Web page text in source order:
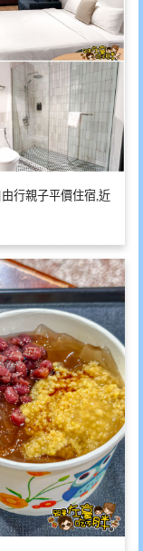
行親子平價住宿,近